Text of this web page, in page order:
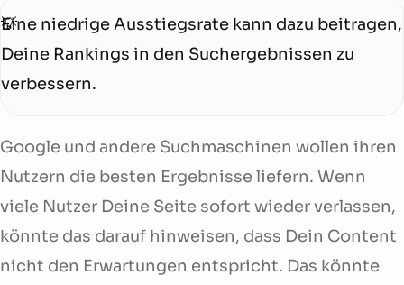
Eine niedrige Ausstiegsrate kann dazu beitragen,
Deine Rankings in den Suchergebnissen zu
verbessern.
Google und andere Suchmaschinen wollen ihren
Nutzern die besten Ergebnisse liefern. Wenn
viele Nutzer Deine Seite sofort wieder verlassen,
könnte das darauf hinweisen, dass Dein Content
nicht den Erwartungen entspricht. Das könnte